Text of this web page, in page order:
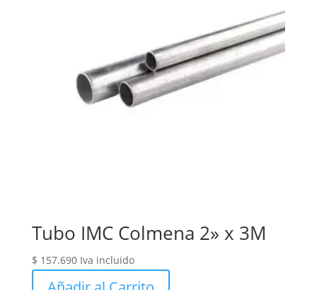
Tubo IMC Colmena 2» x 3M
$ 157.690 Iva incluido